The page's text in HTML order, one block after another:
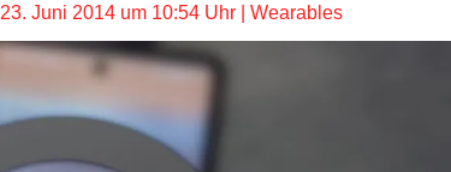
23. Juni 2014 um 10:54 Uhr Wearables